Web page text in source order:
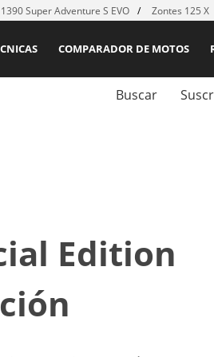
Super Adventure S EVO Zontes 125 X
COMPARADOR DE MOTOS
Buscar
Edition